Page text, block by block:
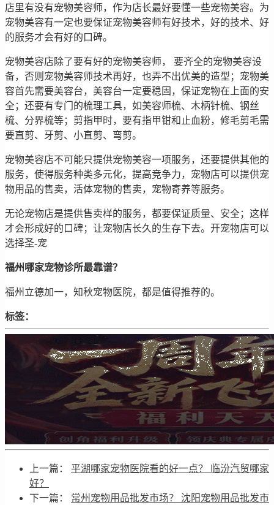
店里有没有宠物美容师，作为店长最好要懂一些宠物美容。为
宠物美容有一定也要保证宠物美容师有好技术，好的技术、好
的服务才会有好的口碑。
宠物美容店除了要有好的宠物美容师， 要齐全的宠物美容设
备，否则宠物美容师技术再好，也弄不出优美的造型；宠物美
容首先需要美容台，美容台一定要稳固，保证宠物在上面的安
全；还要有专门的梳理工具，如美容师梳、木柄针梳、钢丝
梳、分界梳等；剪指甲时，要有指甲钳和止血粉，修毛剪毛需
要直剪、牙剪、小直剪、弯剪。
宠物美容店不可能只提供宠物美容一项服务，还要提供其他的
服务，使得服务种类多元化，提高竞争力，宠物店可以提供宠
物用品的售卖，活体宠物的售卖，宠物寄养等服务。
无论宠物店是提供售卖样的服务，都要保证质量、安全；这样
才会形成好的口碑；让宠物店长久的生存下去。开宠物店可以
选择圣-宠
福州哪家宠物诊所最靠谱？
福州立德加一，知秋宠物医院，都是值得推荐的。
标签：
上一篇： 平湖哪家宠物医院看的好一点？ 临汾汽贸哪家
好？
下一篇： 常州宠物用品批发市场？ 沈阳宠物用品批发市